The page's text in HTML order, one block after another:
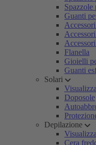
Spazzole
Guanti
Flanella
Gioielli
Guanti
Solari
Doposole
Depilazione
Cera